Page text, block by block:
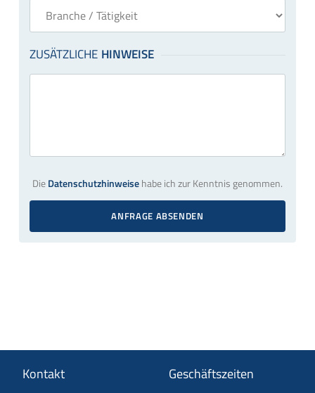
DieDatenschutzhinweisehabe ich zur Kenntnis genommen.
ANFRAGE ABSENDEN
Kontakt Geschäftszeiten